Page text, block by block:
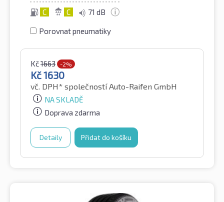
C C 71 dB
Porovnat pneumatiky
Kč1663 -2%
Kč1630
vč. DPH* společností Auto-Raifen GmbH
NA SKLADĚ
Doprava zdarma
Detaily Přidat do košíku